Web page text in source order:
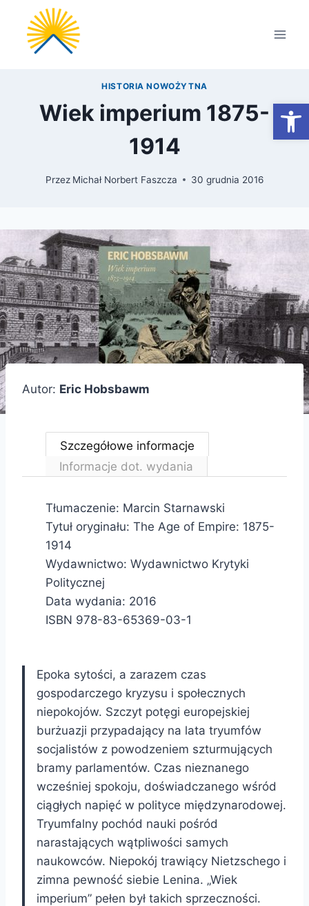
Przejdź
treści
HISTORIA NOWOŻYTNA
Wiek imperium 1875-
1914
Przez Michał Norbert Faszcza 30 grudnia 2016
Autor: Eric Hobsbawm
Szczegółowe informacje
Informacje dot. wydania
Tłumaczenie: Marcin Starnawski
Tytuł oryginału: The Age of Empire: 1875-
1914
Wydawnictwo: Wydawnictwo Krytyki
Politycznej
Data wydania: 2016
ISBN 978-83-65369-03-1
Epoka sytości, a zarazem czas
gospodarczego kryzysu i społecznych
niepokojów. Szczyt potęgi europejskiej
burżuazji przypadający na lata tryumfów
socjalistów z powodzeniem szturmujących
bramy parlamentów. Czas nieznanego
wcześniej spokoju, doświadczanego wśród
ciągłych napięć w polityce międzynarodowej.
Tryumfalny pochód nauki pośród
narastających wątpliwości samych
naukowców. Niepokój trawiący Nietzschego i
zimna pewność siebie Lenina. „Wiek
imperium” pełen był takich sprzeczności.